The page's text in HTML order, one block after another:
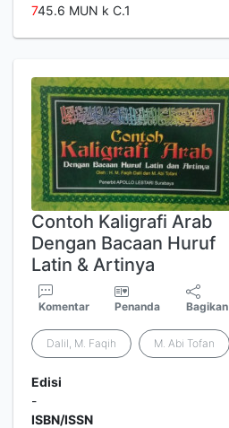
745.6 MUN k C.1
Contoh Kaligrafi Arab
Dengan Bacaan Huruf
Latin & Artinya
Komentar Penanda Bagikan
Dalil, M. Faqih M. Abi Tofan
Edisi
-
ISBN/ISSN